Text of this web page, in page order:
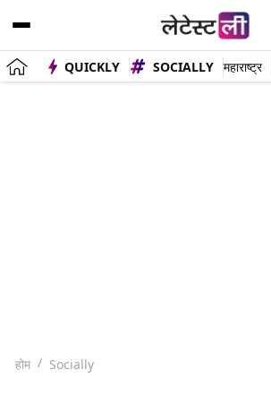
QUICKLY SOCIALLY महाराष्ट्र
होम Socially